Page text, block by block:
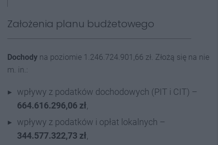
Założenia planu budżetowego
Dochody na poziomie 1.246.724.901,66 zł. Złożą się na nie
m. in.:
wpływy z podatków dochodowych (PIT i CIT) –
664.616.296,06 zł
wpływy z podatków i opłat lokalnych –
344.577.322,73 zł